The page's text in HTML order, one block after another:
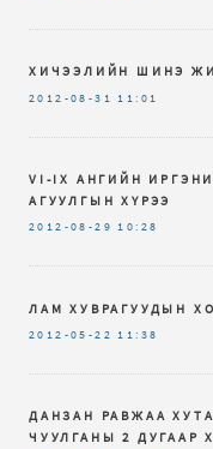
ХИЧЭЭЛИЙН ШИНЭ
2012-08-31 11:01
VI-IX AНГИЙН
АГУУЛГЫН ХҮРЭЭ
2012-08-29 10:28
ЛАМ ХУВРАГУУДЫН
2012-05-22 11:38
ДАНЗАН РАВЖАА
ЧУУЛГАНЫ 2 ДУГААР